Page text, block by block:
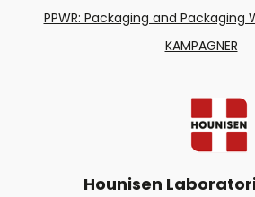
PPWR: Packaging and Packaging
KAMPAGNER
Hounisen